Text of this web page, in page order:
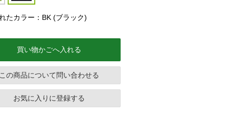
たカラー：BK (ブラック)
買い物かごへ入れる
この商品について問い合わせる
お気に入りに登録する